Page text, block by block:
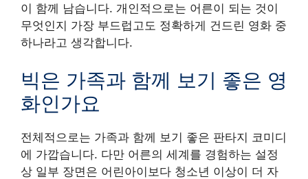
이 함께 남습니다. 개인적으로는 어른이 되는 것이
무엇인지 가장 부드럽고도 정확하게 건드린 영화 중
하나라고 생각합니다.
빅은 가족과 함께 보기 좋은 영
화인가요
전체적으로는 가족과 함께 보기 좋은 판타지 코미디
에 가깝습니다. 다만 어른의 세계를 경험하는 설정
상 일부 장면은 어린아이보다 청소년 이상이 더 자